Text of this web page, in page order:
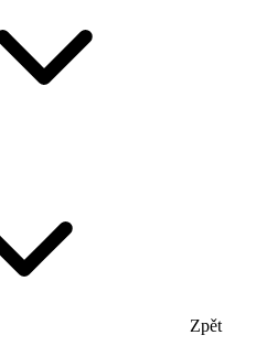
Zpět